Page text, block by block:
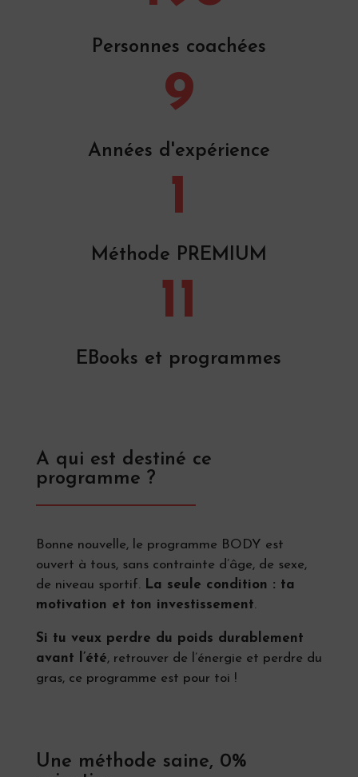
Personnes coachées
9
Années d'expérience
1
Méthode PREMIUM
11
EBooks et programmes
A qui est destiné ce
programme ?
Bonne nouvelle, le programme BODY est
ouvert à tous, sans contrainte d’âge, de sexe,
de niveau sportif. La seule condition : ta
motivation et ton investissement.
Si tu veux perdre du poids durablement
avant l’été, retrouver de l’énergie et perdre du
gras, ce programme est pour toi !
Une méthode saine, 0%